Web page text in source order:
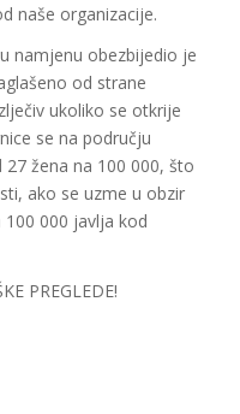
naše organizacije.
namjenu obezbijedio je
od strane
ukoliko se otkrije
se na području
žena na 100 000, što
ako se uzme u obzir
000 javlja kod
PREGLEDE!